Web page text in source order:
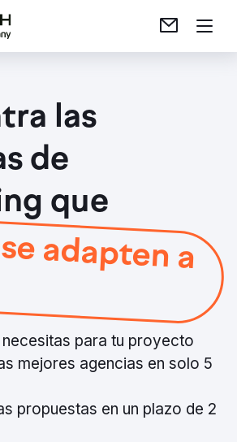
las
de
que
adapten a
para tu proyecto
mejores agencias en solo 5
propuestas en un plazo de 2